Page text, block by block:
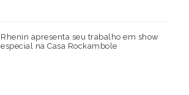
Rhenin apresenta seu trabalho em show
especial na Casa Rockambole